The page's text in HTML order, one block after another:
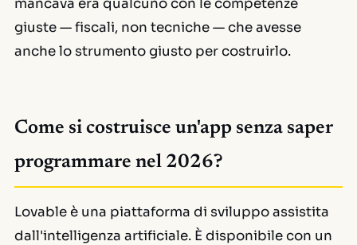
mancava era qualcuno con le competenze
giuste — fiscali, non tecniche — che avesse
anche lo strumento giusto per costruirlo.
Come si costruisce un'app senza saper
programmare nel 2026?
Lovable è una piattaforma di sviluppo assistita
dall'intelligenza artificiale. È disponibile con un